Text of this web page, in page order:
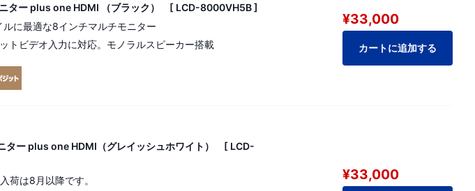
ター plus one HDMI （ブラック） [ LCD-8000VH5B ]
に最適な8インチマルチモニター
トビデオ入力に対応。モノラルスピーカー搭載
¥33,000
カートに追加する
ター plus one HDMI（グレイッシュホワイト） [ LCD-
荷は8月以降です。
¥33,000